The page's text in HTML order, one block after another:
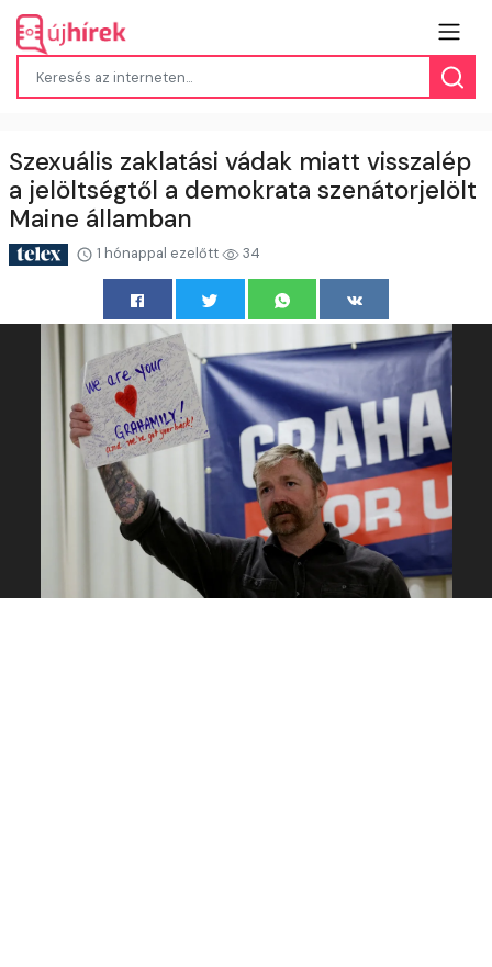
Szexuális zaklatási vádak miatt visszalép
a jelöltségtől a demokrata szenátorjelölt
Maine államban
1 hónappal ezelőtt 34